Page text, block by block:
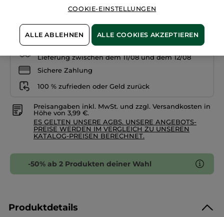
IN DEN WARENKORB
Freie Versandkosten ab 20€
Lieferung zwischen dem 11/08 und dem 12/08
Sichere Zahlung
100 % zufrieden oder Geld zurück
Preisangaben inkl. MwSt. und zzgl. Versandkosten in
Höhe von 3,99 €.
ES GELTEN UNSERE AGBS. UNSERE ANGEBOTS-
PREISE WERDEN IM VERGLEICH ZU UNSEREN
KATALOG-PREISEN BERECHNET.
-50% ab 2 Produkten deiner Wahl
Produktdetails
COOKIE-EINSTELLUNGEN
ALLE ABLEHNEN ALLE COOKIES AKZEPTIEREN